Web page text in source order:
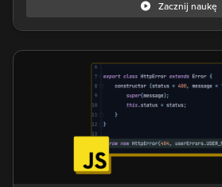
Zacznij naukę